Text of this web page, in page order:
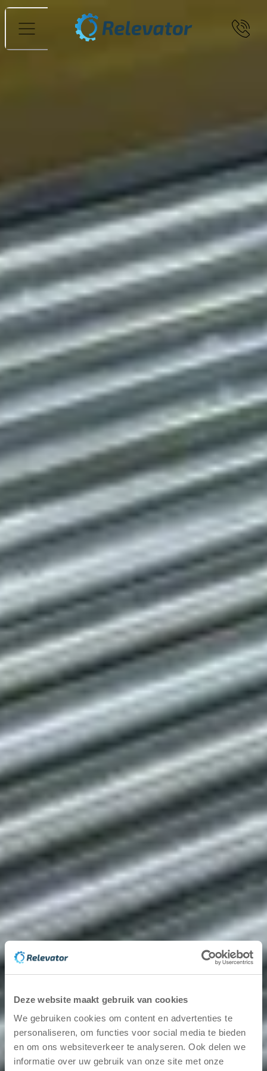
Deze website maakt gebruik van cookies
We gebruiken cookies om content en advertenties te
personaliseren, om functies voor social media te bieden
en om ons websiteverkeer te analyseren. Ook delen we
informatie over uw gebruik van onze site met onze
Menü
Bei der Auswahl einer Rollenbahn ist es wichtig, die
Umgebungsbedingungen zu berücksichtigen, unter
denen die Rollenbahn eingesetzt wird. Wenn die
Rollenbahn beispielsweise in einer feuchten Umgebung
25. Juni 2025
Weiterlesen
Ratgeber zu Fördertechnik
Arten von Bandförderern
Vor dem Kauf eines Bandförderer Es gibt viele
Möglichkeiten, z. B.: Die Antwort auf diese Fragen lautet
oft, dass man sich zunächst einmal auf die Grundlagen
besinnen muss – welche Arten von Bandför
24. Juni 2025
Weiterlesen
Ratgeber zu Fördertechnik
Vorteile beim Kauf gebrauchter Rollenbahnen
Rollenbahnen gibt es in verschiedenen Ausführungen
und sie können sowohl angetrieben als auch nicht
angetrieben sein. Die folgenden sind jedoch die
gängigsten Typen: Schwerkraftförderer: Nutzt die Sc
24. Juni 2025
Weiterlesen
Ratgeber zu Fördertechnik
Bandsteuerung für die Fördertechnik
Es kann verschiedene Gründe dafür geben, dass
Bandförderer funktioniert nicht so, wie es sollte. Dies
kann zum Beispiel Folgendes sein: ● ein falsch
eingestellter Bandförderer oder das För
24. Juni 2025
Weiterlesen
Ratgeber zu Fördertechnik
Welche Art von Band soll es sein?
Je nachdem, welche Art von Tätigkeit Sie ausüben,
müssen Sie berücksichtigen, welche Art von
Förderband Sie für Ihre Fördertechnik benötigen. Soll
das Förderband in ein Fördersystem integriert werden,
24. Juni 2025
Weiterlesen
Ratgeber zu Fördertechnik
So spannt man ein Förderband
Die richtige Spannung eines Förderbandes ist
entscheidend für optimale Leistung, lange Lebensdauer
und minimale Betriebsstörungen. Für viele Unternehmen
sind Förderbänder ein zentraler Bestandteil der
24. Juni 2025
Weiterlesen
Ratgeber zu Fördertechnik
Die fünf größten Hersteller von Rollenbahnen in
Schweden
Eine Rollenbahn ist eine Transportlösung, die den
Materialumschlag in Lager und Logistik optimiert. Es hilft
lenken und zu bewegen, wodurch der man
24. Juni 2025
Weiterlesen
Ratgeber zu Fördertechnik
Leitfaden: Optimierung des Lagerflusses mit